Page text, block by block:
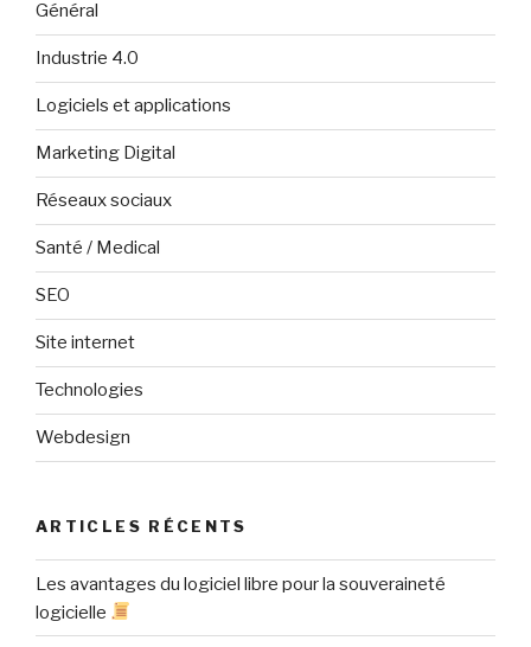
Général
Industrie 4.0
Logiciels et applications
Marketing Digital
Réseaux sociaux
Santé / Medical
SEO
Site internet
Technologies
Webdesign
ARTICLES RÉCENTS
Les avantages du logiciel libre pour la souveraineté
logicielle